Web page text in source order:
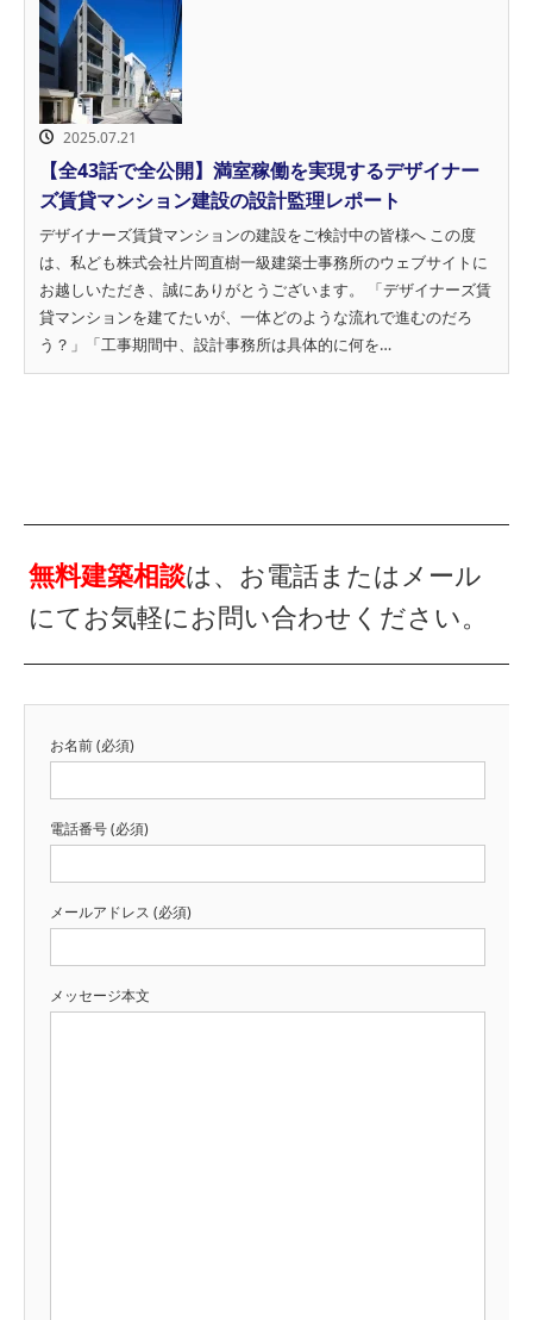
2025.07.21
【全43話で全公開】満室稼働を実現するデザイナー
ズ賃貸マンション建設の設計監理レポート
デザイナーズ賃貸マンションの建設をご検討中の皆様へ この度
は、私ども株式会社片岡直樹一級建築士事務所のウェブサイトに
お越しいただき、誠にありがとうございます。 「デザイナーズ賃
貸マンションを建てたいが、一体どのような流れで進むのだろ
う？」「工事期間中、設計事務所は具体的に何を…
無料建築相談は、お電話またはメール
にてお気軽にお問い合わせください。
お名前 (必須)
電話番号 (必須)
メールアドレス (必須)
メッセージ本文